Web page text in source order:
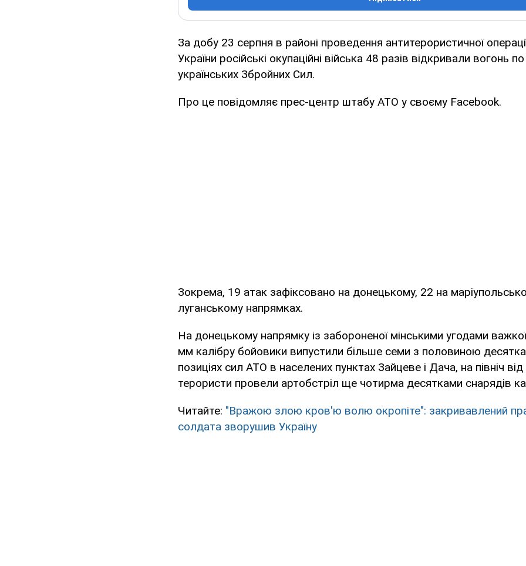
За добу 23 серпня в районі проведення антитерористичної
України російські окупаційні війська 48 разів відкривали вогонь
українських Збройних Сил.
Про це повідомляє прес-центр штабу АТО у своєму Facebook.
Зокрема, 19 атак зафіксовано на донецькому, 22 на
луганському напрямках.
На донецькому напрямку із забороненої мінськими угодами
мм калібру бойовики випустили більше семи з половиною
позиціях сил АТО в населених пунктах Зайцеве і Дача, на північ
терористи провели артобстріл ще чотирма десятками снарядів
Читайте: "Вражою злою кров'ю волю окропіте": закривавлений
солдата зворушив Україну